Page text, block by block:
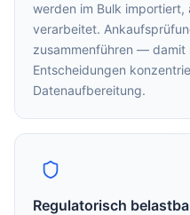
werden im Bulk
verarbeitet.
zusammenführen — damit
Entscheidungen
Datenaufbereitung.
Regulatorisch